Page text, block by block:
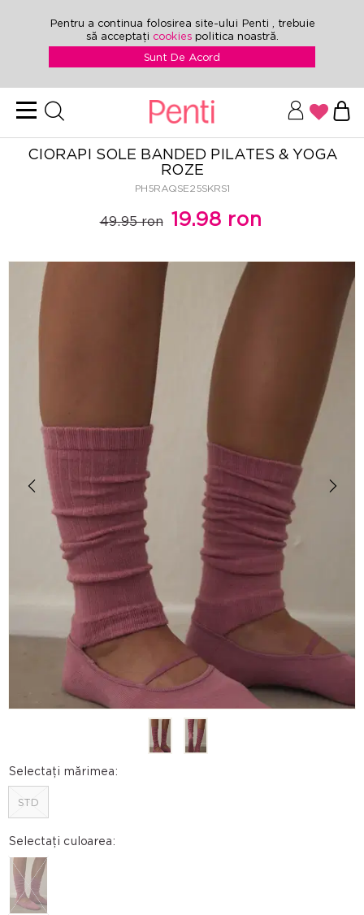
Pentru a continua folosirea site-ului Penti , trebuie
să acceptați cookies politica noastră.
Sunt De Acord
CIORAPI SOLE BANDED PILATES & YOGA
ROZE
PH5RAQSE25SKRS1
49.95 ron 19.98 ron
Selectați mărimea:
STD
Selectați culoarea: